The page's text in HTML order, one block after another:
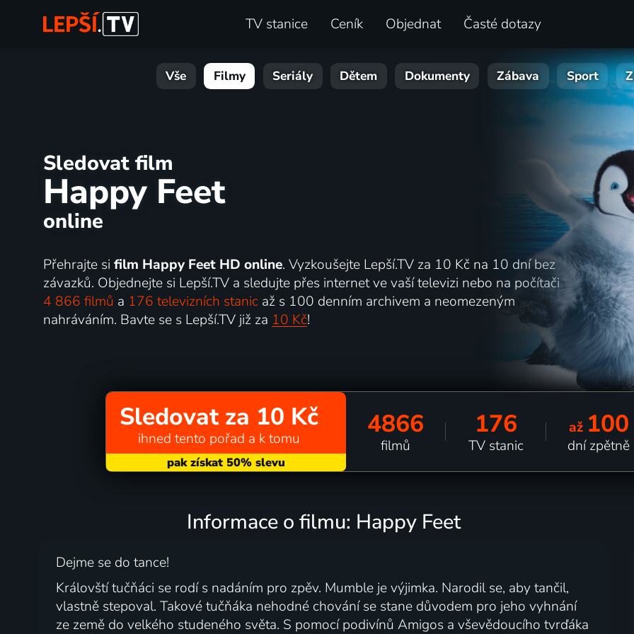
TV stanice Ceník Objednat Časté dotazy
Vše Filmy Seriály Dětem Dokumenty Zábava Sport
Sledovat film
Happy Feet
online
Přehrajte si film Happy Feet HD online. Vyzkoušejte Lepší.TV za 10 Kč na 10 dní bez
závazků. Objednejte si Lepší.TV a sledujte přes internet ve vaší televizi nebo na počítači
4 866 filmů a 176 televizních stanicaž s 100 denním archivem a neomezeným
nahráváním. Bavte se s Lepší.TV již za 10 Kč!
Sledovat za 10 Kč
ihned tento pořad a k tomu 4866
filmů
176
TV stanic
až 100
dní zpětně
Informace o filmu: Happy Feet
Dejme se do tance!
Královští tučňáci se rodí s nadáním pro zpěv. Mumble je výjimka. Narodil se, aby tančil,
vlastně stepoval. Takové tučňáka nehodné chování se stane důvodem pro jeho vyhnání
ze země do velkého studeného světa. S pomocí podivínů Amigos a vševědoucího tvrďáka